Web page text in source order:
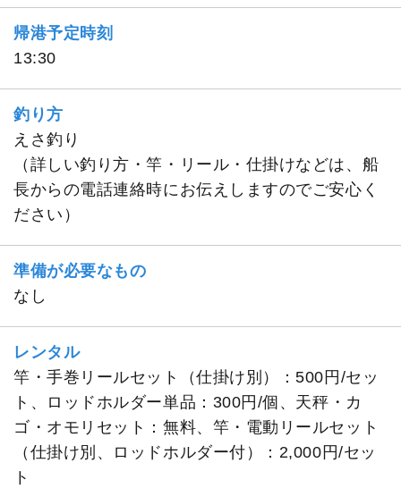
帰港予定時刻
13:30
釣り方
えさ釣り
（詳しい釣り方・竿・リール・仕掛けなどは、船
長からの電話連絡時にお伝えしますのでご安心く
ださい）
準備が必要なもの
なし
レンタル
竿・手巻リールセット（仕掛け別）：500円/セッ
ト、ロッドホルダー単品：300円/個、天秤・カ
ゴ・オモリセット：無料、竿・電動リールセット
（仕掛け別、ロッドホルダー付）：2,000円/セッ
ト